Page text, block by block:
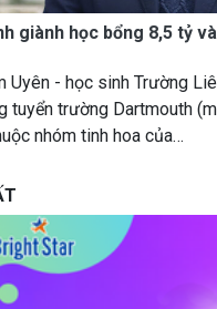
giành học bổng 8,5 tỷ
Uyên - học sinh Trường
tuyển trường Dartmouth
nhóm tinh hoa của…